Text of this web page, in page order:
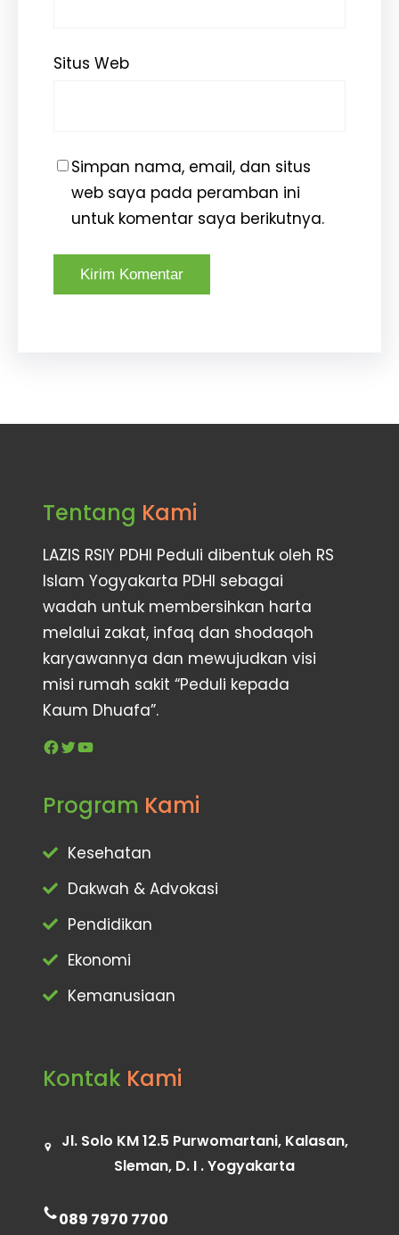
Situs Web
Simpan nama, email, dan situs
web saya pada peramban ini
untuk komentar saya berikutnya.
Tentang Kami
LAZIS RSIY PDHI Peduli dibentuk oleh RS
Islam Yogyakarta PDHI sebagai
wadah untuk membersihkan harta
melalui zakat, infaq dan shodaqoh
karyawannya dan mewujudkan visi
misi rumah sakit “Peduli kepada
Kaum Dhuafa”.
Program Kami
Kesehatan
Dakwah & Advokasi
Pendidikan
Ekonomi
Kemanusiaan
Kontak Kami
Jl. Solo KM 12.5 Purwomartani, Kalasan,
Sleman, D. I . Yogyakarta
089 7970 7700